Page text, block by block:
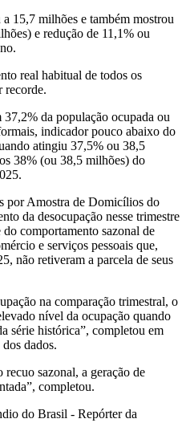
15,7 milhões e também mostrou
e redução de 11,1% ou
real habitual de todos os
recorde.
da população ocupada ou
indicador pouco abaixo do
atingiu 37,5% ou 38,5
38% (ou 38,5 milhões) do
por Amostra de Domicílios do
da desocupação nesse trimestre
comportamento sazonal de
e serviços pessoais que,
não retiveram a parcela de seus
na comparação trimestral, o
nível da ocupação quando
série histórica”, completou em
dados.
sazonal, a geração de
completou.
do Brasil - Repórter da